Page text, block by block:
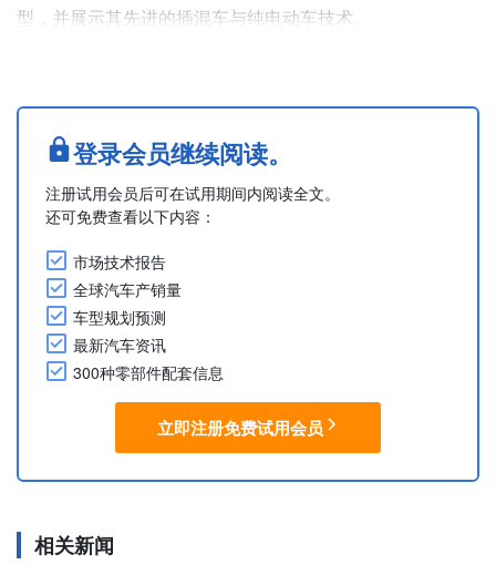
型，并展示其先进的插混车与纯电动车技术。
厢车Dolphin Surf（中文名：海鸥）、B级电动SUV ATTO
2（中文名：元）、C级插混SUV Sealion 5（中文名：
宋）、D级插混旅行车Seal ....
登录会员继续阅读。
注册试用会员后可在试用期间内阅读全文。
还可免费查看以下内容：
市场技术报告
全球汽车产销量
车型规划预测
最新汽车资讯
300种零部件配套信息
立即注册免费试用会员
相关新闻